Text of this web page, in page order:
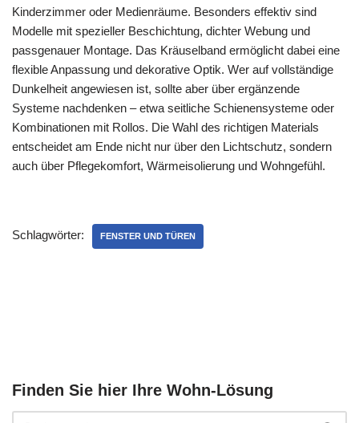
Kinderzimmer oder Medienräume. Besonders effektiv sind
Modelle mit spezieller Beschichtung, dichter Webung und
passgenauer Montage. Das Kräuselband ermöglicht dabei eine
flexible Anpassung und dekorative Optik. Wer auf vollständige
Dunkelheit angewiesen ist, sollte aber über ergänzende
Systeme nachdenken – etwa seitliche Schienensysteme oder
Kombinationen mit Rollos. Die Wahl des richtigen Materials
entscheidet am Ende nicht nur über den Lichtschutz, sondern
auch über Pflegekomfort, Wärmeisolierung und Wohngefühl.
Schlagwörter: FENSTER UND TÜREN
Finden Sie hier Ihre Wohn-Lösung